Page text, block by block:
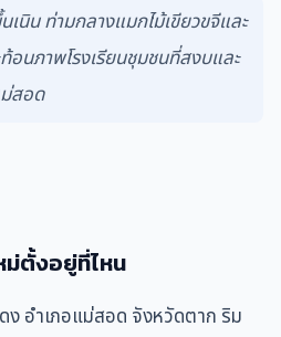
นิน ท่ามกลางแมกไม้เขียวขจีและ
อนภาพโรงเรียนชุมชนที่สงบและ
สอด
ม่ตั้งอยู่ที่ไหน
ง อำเภอแม่สอด จังหวัดตาก ริม